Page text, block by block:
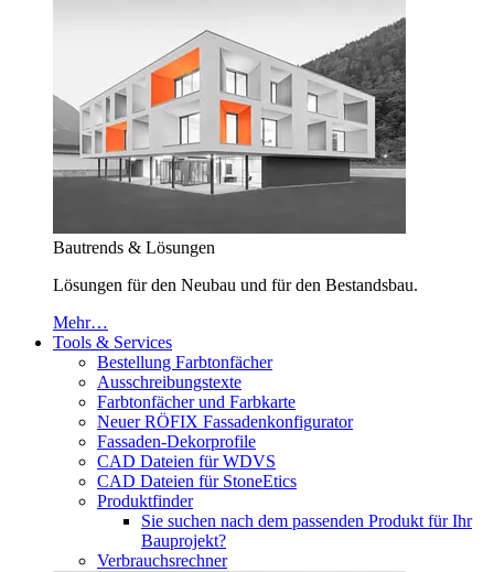
Bautrends & Lösungen
Lösungen für den Neubau und für den Bestandsbau.
Mehr…
Tools & Services
Bestellung Farbtonfächer
Ausschreibungstexte
Farbtonfächer und Farbkarte
Neuer RÖFIX Fassadenkonfigurator
Fassaden-Dekorprofile
CAD Dateien für WDVS
CAD Dateien für StoneEtics
Produktfinder
Sie suchen nach dem passenden Produkt für Ihr
Bauprojekt?
Verbrauchsrechner